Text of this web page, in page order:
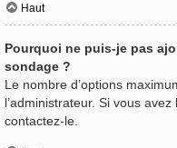
Haut
Pourquoi ne puis-je pas
sondage ?
Le nombre d’options
l’administrateur. Si vous avez
contactez-le.